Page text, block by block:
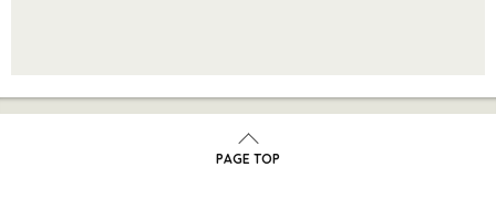
PAGE TOP